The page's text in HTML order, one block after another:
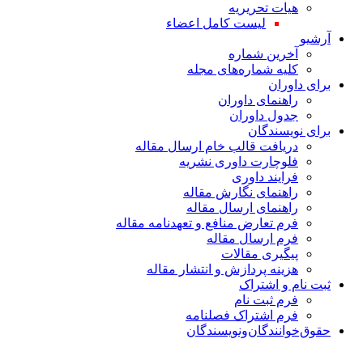
هیات تحریریه
لیست کامل اعضاء
آرشیو
آخرین شماره
کلیه شماره‌های مجله
برای داوران
راهنمای داوران
جدول داوران
برای نویسندگان
دریافت قالب خام ارسال مقاله
فلوچارت داوری نشریه
فرایند داوری
راهنمای نگارش مقاله
راهنمای ارسال مقاله
فرم تعارض منافع و تعهدنامه مقاله
فرم ارسال مقاله
پیگیری مقالات
هزینه پردازش و انتشار مقاله
ثبت نام و اشتراک
فرم ثبت نام
فرم اشتراک فصلنامه
حقوق‌خوانندگان‌و‌نویسندگان